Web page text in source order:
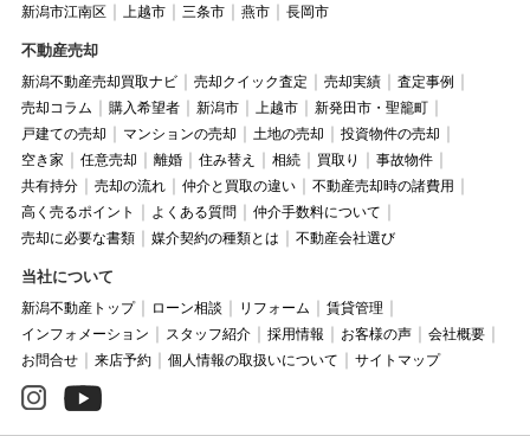
新潟市江南区
上越市 三条市 燕市 長岡市
不動産売却
新潟不動産売却買取ナビ 売却クイック査定 売却実績
査定事例
売却コラム
購入希望者 新潟市 上越市
新発田市・聖籠町
戸建ての売却
マンションの売却 土地の売却
投資物件の売却
空き家
任意売却 離婚 住み替え 相続 買取り
事故物件
共有持分
売却の流れ 仲介と買取の違い
不動産売却時の諸費用
高く売るポイント
よくある質問
仲介手数料について
売却に必要な書類
媒介契約の種類とは 不動産会社選び
当社について
新潟不動産トップ ローン相談 リフォーム
賃貸管理
インフォメーション
スタッフ紹介 採用情報 お客様の声
会社概要
お問合せ
来店予約 個人情報の取扱いについて サイトマップ